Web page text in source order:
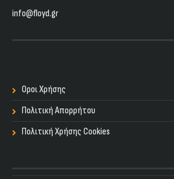
info@floyd.gr
Οροι Χρήσης
Πολιτική Απορρήτου
Πολιτική Χρήσης Cookies